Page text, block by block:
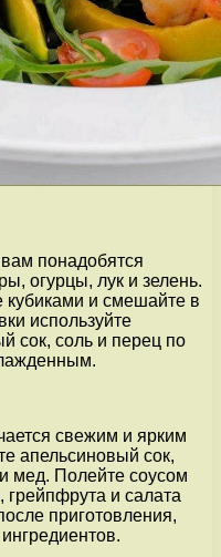
понадобятся
огурцы, лук и зелень.
кубиками и смешайте в
используйте
сок, соль и перец по
свежим и ярким
апельсиновый сок,
мед. Полейте соусом
грейпфрута и салата
приготовления,